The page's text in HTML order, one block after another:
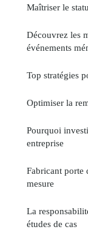
Maîtriser le
Découvrez les
événements
Top stratégies
Optimiser la
Pourquoi
entreprise
Fabricant porte
mesure
La
études de cas